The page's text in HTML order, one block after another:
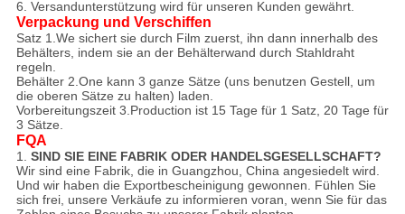
6. Versandunterstützung wird für unseren Kunden gewährt.
Verpackung und Verschiffen
Satz 1.We sichert sie durch Film zuerst, ihn dann innerhalb des
Behälters, indem sie an der Behälterwand durch Stahldraht
regeln.
Behälter 2.One kann 3 ganze Sätze (uns benutzen Gestell, um
die oberen Sätze zu halten) laden.
Vorbereitungszeit 3.Production ist 15 Tage für 1 Satz, 20 Tage für
3 Sätze.
FQA
1. SIND SIE EINE FABRIK ODER HANDELSGESELLSCHAFT?
Wir sind eine Fabrik, die in Guangzhou, China angesiedelt wird.
Und wir haben die Exportbescheinigung gewonnen. Fühlen Sie
sich frei, unsere Verkäufe zu informieren voran, wenn Sie für das